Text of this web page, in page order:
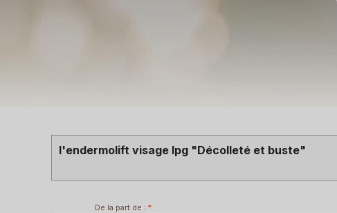
l'endermolift visage lpg "Décolleté et buste"
De la part de :*